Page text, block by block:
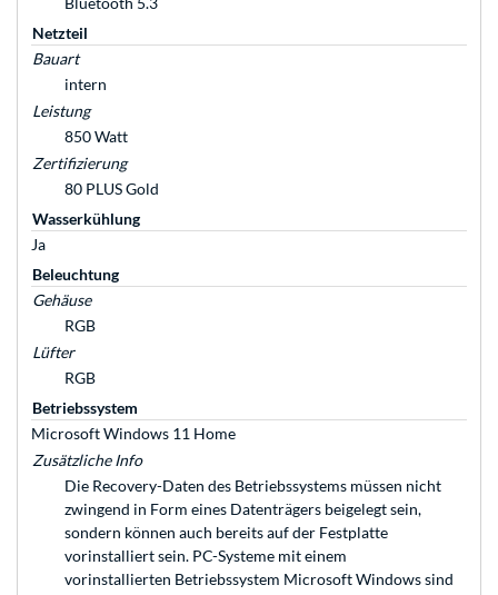
Netzteil
Bauart
intern
Leistung
850 Watt
Zertifizierung
80 PLUS Gold
Wasserkühlung
Ja
Beleuchtung
Gehäuse
RGB
Lüfter
RGB
Betriebssystem
Microsoft Windows 11 Home
Zusätzliche Info
Die Recovery-Daten des Betriebssystems müssen nicht
zwingend in Form eines Datenträgers beigelegt sein,
sondern können auch bereits auf der Festplatte
vorinstalliert sein. PC-Systeme mit einem
vorinstallierten Betriebssystem Microsoft Windows sind